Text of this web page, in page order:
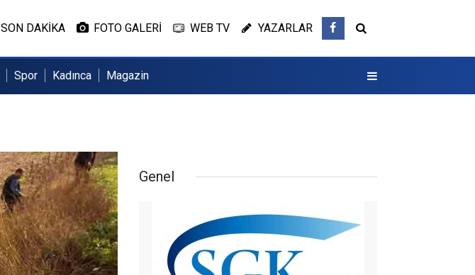
SON DAKİKA FOTO GALERİ WEB TV YAZARLAR
Spor Kadınca Magazin
Genel